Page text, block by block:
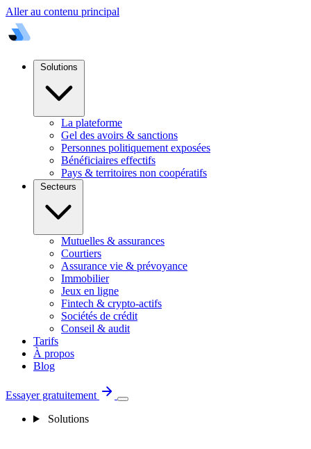
Aller au contenu principal
La plateforme
Gel des avoirs & sanctions
Personnes politiquement exposées
Bénéficiaires effectifs
Pays & territoires non coopératifs
Mutuelles & assurances
Courtiers
Assurance vie & prévoyance
Immobilier
Jeux en ligne
Fintech & crypto-actifs
Sociétés de crédit
Conseil & audit
Tarifs
À propos
Blog
Essayer gratuitement
Solutions